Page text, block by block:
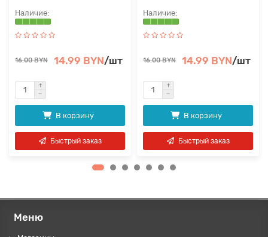
16.00 BYN 14.99 BYN/шт
В корзину
Быстрый заказ
16.00 BYN 14.99 BYN/шт
В корзину
Быстрый заказ
Меню